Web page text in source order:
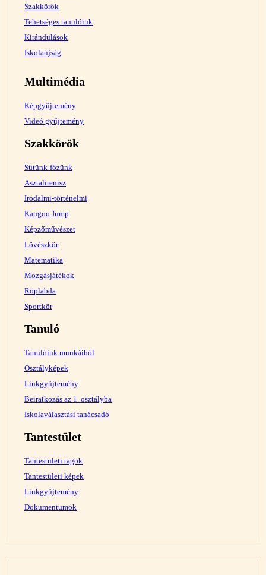
Szakkörök
Tehetséges tanulóink
Kirándulások
Iskolaújság
Multimédia
Képgyűjtemény
Videó gyűjtemény
Szakkörök
Sütünk-főzünk
Asztalitenisz
Irodalmi-történelmi
Kangoo Jump
Képzőművészet
Lövészkör
Matematika
Mozgásjátékok
Röplabda
Sportkör
Tanuló
Tanulóink munkáiból
Osztályképek
Linkgyűjtemény
Beiratkozás az 1. osztályba
Iskolaválasztási tanácsadó
Tantestület
Tantestületi tagok
Tantestületi képek
Linkgyűjtemény
Dokumentumok